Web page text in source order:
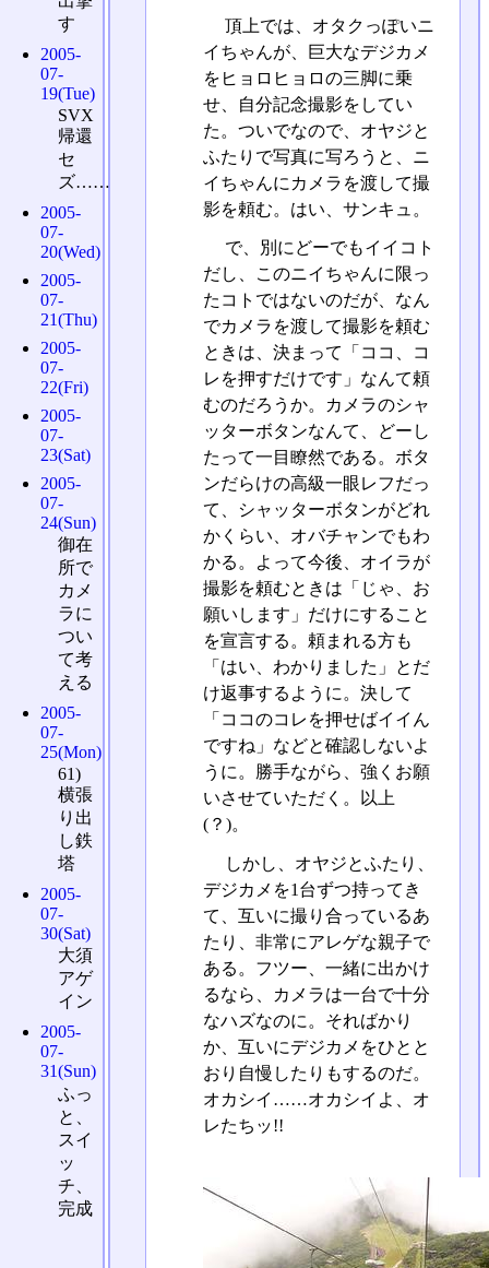
頂上では、オタクっぽいニ
イちゃんが、巨大なデジカメ
をヒョロヒョロの三脚に乗
せ、自分記念撮影をしてい
た。ついでなので、オヤジと
ふたりで写真に写ろうと、ニ
イちゃんにカメラを渡して撮
影を頼む。はい、サンキュ。
で、別にどーでもイイコト
だし、このニイちゃんに限っ
たコトではないのだが、なん
でカメラを渡して撮影を頼む
ときは、決まって「ココ、コ
レを押すだけです」なんて頼
むのだろうか。カメラのシャ
ッターボタンなんて、どーし
たって一目瞭然である。ボタ
ンだらけの高級一眼レフだっ
て、シャッターボタンがどれ
かくらい、オバチャンでもわ
かる。よって今後、オイラが
撮影を頼むときは「じゃ、お
願いします」だけにすること
を宣言する。頼まれる方も
「はい、わかりました」とだ
け返事するように。決して
「ココのコレを押せばイイん
ですね」などと確認しないよ
うに。勝手ながら、強くお願
いさせていただく。以上
(？)。
しかし、オヤジとふたり、
デジカメを1台ずつ持ってき
て、互いに撮り合っているあ
たり、非常にアレゲな親子で
ある。フツー、一緒に出かけ
るなら、カメラは一台で十分
なハズなのに。そればかり
か、互いにデジカメをひとと
おり自慢したりもするのだ。
オカシイ……オカシイよ、オ
レたちッ!!
す
2005-
07-
19(Tue)
SVX
帰還
セ
ズ……
2005-
07-
20(Wed)
2005-
07-
21(Thu)
2005-
07-
22(Fri)
2005-
07-
23(Sat)
2005-
07-
24(Sun)
御在
所で
カメ
ラに
つい
て考
える
2005-
07-
25(Mon)
61)
横張
り出
し鉄
塔
2005-
07-
30(Sat)
大須
アゲ
イン
2005-
07-
31(Sun)
ふっ
と、
スイ
ッ
チ、
完成